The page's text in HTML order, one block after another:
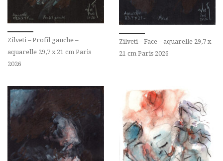
Zilveti – Profil gauche –
aquarelle 29,7 x 21 cm Paris
2026
Zilveti – Face – aquarelle 29,7 x
21 cm Paris 2026